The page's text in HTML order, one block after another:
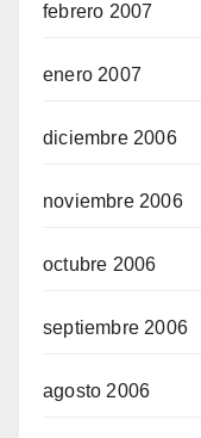
febrero 2007
enero 2007
diciembre 2006
noviembre 2006
octubre 2006
septiembre 2006
agosto 2006